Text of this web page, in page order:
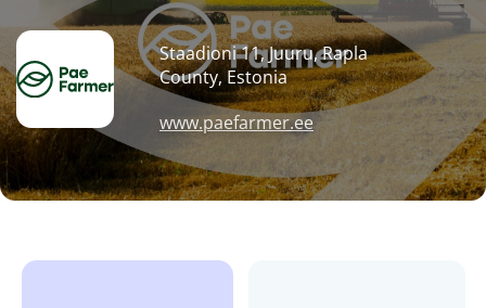
Staadioni 11, Juuru, Rapla
County, Estonia
www.paefarmer.ee